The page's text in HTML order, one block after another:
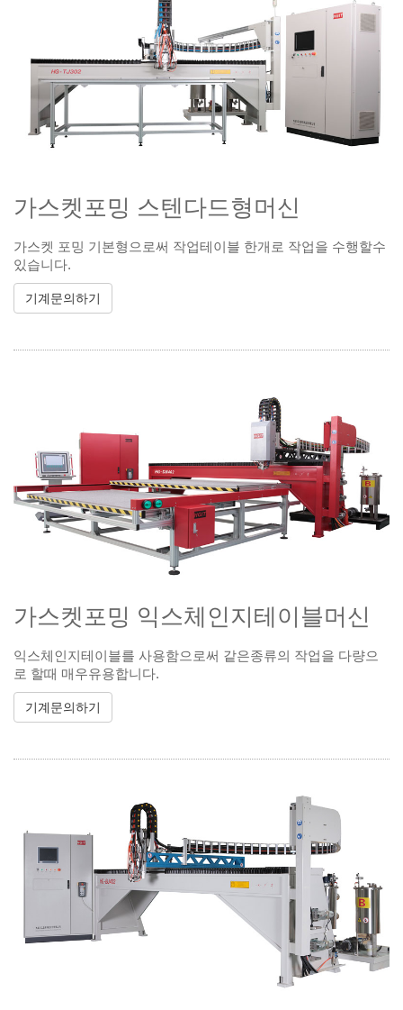
가스켓포밍 스텐다드형머신
가스켓 포밍 기본형으로써 작업테이블 한개로 작업을 수행할수
있습니다.
기계문의하기
가스켓포밍 익스체인지테이블머신
익스체인지테이블를 사용함으로써 같은종류의 작업을 다량으
로 할때 매우유용합니다.
기계문의하기